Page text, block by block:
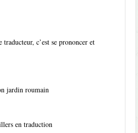
traducteur, c’est se prononcer et
jardin roumain
en traduction